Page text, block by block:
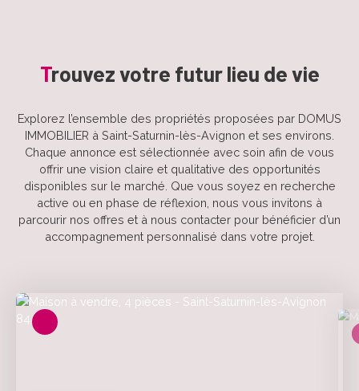
Trouvez votre futur lieu de vie
Explorez l’ensemble des propriétés proposées par DOMUS
IMMOBILIER à Saint-Saturnin-lès-Avignon et ses environs.
Chaque annonce est sélectionnée avec soin afin de vous
offrir une vision claire et qualitative des opportunités
disponibles sur le marché. Que vous soyez en recherche
active ou en phase de réflexion, nous vous invitons à
parcourir nos offres et à nous contacter pour bénéficier d’un
accompagnement personnalisé dans votre projet.